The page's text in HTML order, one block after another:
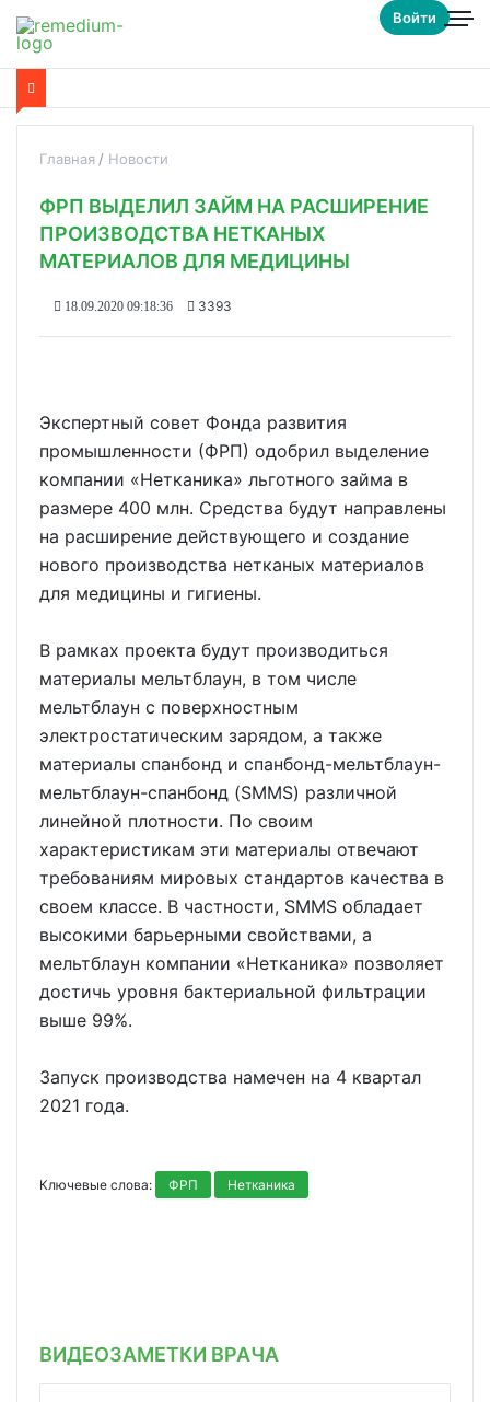
Войти
Главная Новости
ФРП ВЫДЕЛИЛ ЗАЙМ НА РАСШИРЕНИЕ
ПРОИЗВОДСТВА НЕТКАНЫХ
МАТЕРИАЛОВ ДЛЯ МЕДИЦИНЫ
18.09.2020 09:18:36 3393
Экспертный совет Фонда развития
промышленности (ФРП) одобрил выделение
компании «Нетканика» льготного займа в
размере 400 млн. Средства будут направлены
на расширение действующего и создание
нового производства нетканых материалов
для медицины и гигиены.
В рамках проекта будут производиться
материалы мельтблаун, в том числе
мельтблаун с поверхностным
электростатическим зарядом, а также
материалы спанбонд и спанбонд-мельтблаун-
мельтблаун-спанбонд (SMMS) различной
линейной плотности. По своим
характеристикам эти материалы отвечают
требованиям мировых стандартов качества в
своем классе. В частности, SMMS обладает
высокими барьерными свойствами, а
мельтблаун компании «Нетканика» позволяет
достичь уровня бактериальной фильтрации
выше 99%.
Запуск производства намечен на 4 квартал
2021 года.
Ключевые слова: ФРП Нетканика
ВИДЕОЗАМЕТКИ ВРАЧА